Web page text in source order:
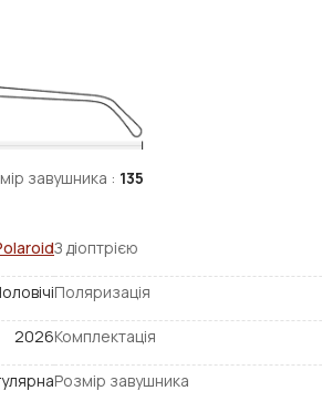
завушника : 135
2026
З діоптрією
Поляризація
Комплектація
Розмір завушника